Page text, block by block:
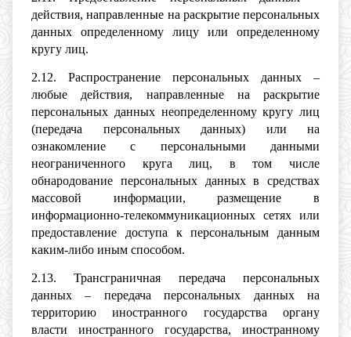
действия, направленные на раскрытие персональных
данных определенному лицу или определенному
кругу лиц.
2.12. Распространение персональных данных –
любые действия, направленные на раскрытие
персональных данных неопределенному кругу лиц
(передача персональных данных) или на
ознакомление с персональными данными
неограниченного круга лиц, в том числе
обнародование персональных данных в средствах
массовой информации, размещение в
информационно-телекоммуникационных сетях или
предоставление доступа к персональным данным
каким-либо иным способом.
2.13. Трансграничная передача персональных
данных – передача персональных данных на
территорию иностранного государства органу
власти иностранного государства, иностранному